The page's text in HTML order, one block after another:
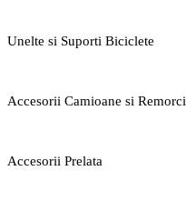
Unelte si Suporti Biciclete
Accesorii Camioane si Remorci
Accesorii Prelata